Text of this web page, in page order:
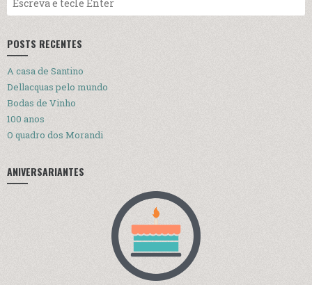
POSTS RECENTES
A casa de Santino
Dellacquas pelo mundo
Bodas de Vinho
100 anos
O quadro dos Morandi
ANIVERSARIANTES